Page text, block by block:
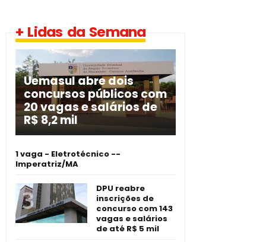
+ Lidas da Semana
Uemasul abre dois
concursos públicos com
20 vagas e salários de
R$ 8,2 mil
1 vaga - Eletrotécnico -­
Imperatriz/MA
DPU reabre
inscrições de
concurso com 143
vagas e salários
de até R$ 5 mil